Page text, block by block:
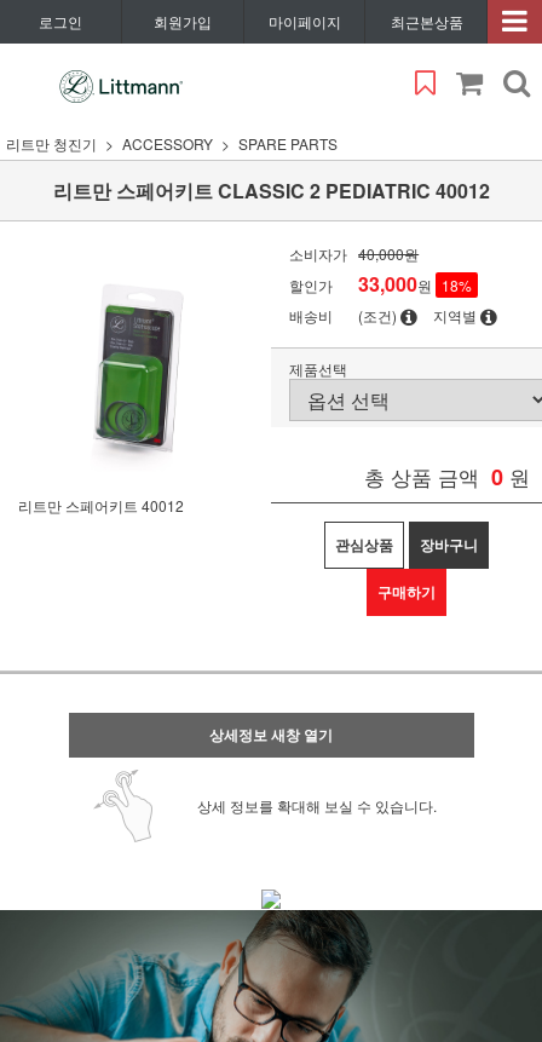
로그인 회원가입 마이페이지 최근본상품
리트만 청진기 ACCESSORY SPARE PARTS
리트만 스페어키트 CLASSIC 2 PEDIATRIC 40012
리트만 스페어키트 40012
소비자가 40,000원
할인가
33,000원 18%
배송비
(조건) 지역별
제품선택
총 상품 금액 0 원
관심상품 장바구니
구매하기
상세정보 새창 열기
상세 정보를 확대해 보실 수 있습니다.